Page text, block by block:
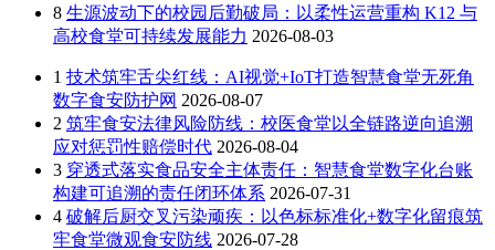
8 生源波动下的校园后勤破局：以柔性运营重构 K12 与
高校食堂可持续发展能力 2026-08-03
1 技术筑牢舌尖红线：AI视觉+IoT打造智慧食堂无死角
数字食安防护网 2026-08-07
2 筑牢食安法律风险防线：校医食堂以全链路逆向追溯
应对惩罚性赔偿时代 2026-08-04
3 穿透式落实食品安全主体责任：智慧食堂数字化台账
构建可追溯的责任闭环体系 2026-07-31
4 破解后厨交叉污染顽疾：以色标标准化+数字化留痕筑
牢食堂微观食安防线 2026-07-28